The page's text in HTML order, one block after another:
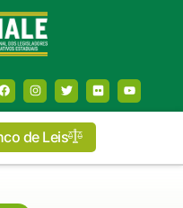
de Leis